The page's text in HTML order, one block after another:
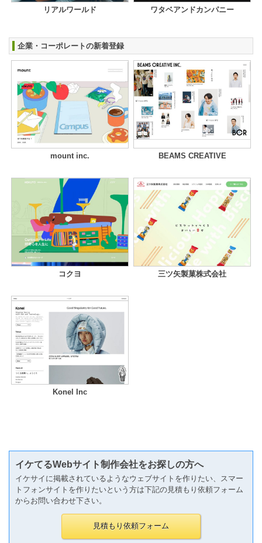
リアルワールド ワタベアンドカンパニー
企業・コーポレートの新着登録
mount inc. BEAMS CREATIVE
コクヨ 三ツ矢製菓株式会社
Konel Inc
イケてるWebサイト制作会社をお探しの方へ
イケサイに掲載されているようなウェブサイトを作りたい、スマー
トフォンサイトを作りたいという方は下記の見積もり依頼フォーム
からお問い合わせ下さい。